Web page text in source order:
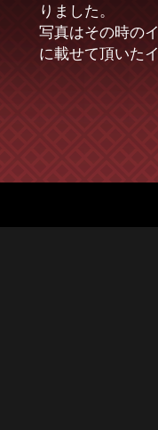
りました。
写真はその時の
に載せて頂いた